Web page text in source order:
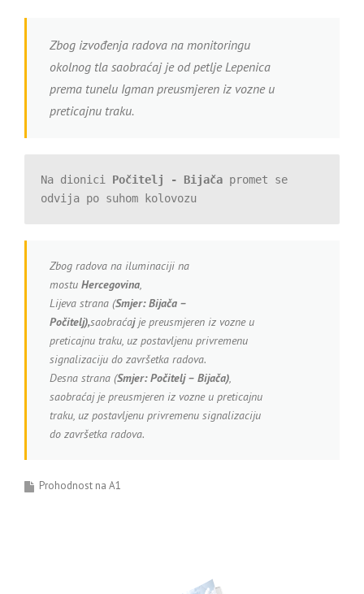
Zbog izvođenja radova na monitoringu
okolnog tla saobraćaj je od petlje Lepenica
prema tunelu Igman preusmjeren iz vozne u
preticajnu traku.
Na dionici Počitelj - Bijača promet se
odvija po suhom kolovozu
Zbog radova na iluminaciji na
mostu Hercegovina,
Lijeva strana (Smjer: Bijača –
Počitelj),saobraćajje preusmjeren iz vozne u
preticajnu traku, uz postavljenu privremenu
signalizaciju do završetka radova.
Desna strana (Smjer: Počitelj – Bijača),
saobraćaj je preusmjeren iz vozne u preticajnu
traku, uz postavljenu privremenu signalizaciju
do završetka radova.
Prohodnost na A1